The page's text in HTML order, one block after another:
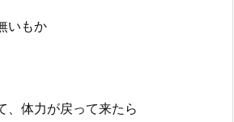
いもか
、体力が戻って来たら